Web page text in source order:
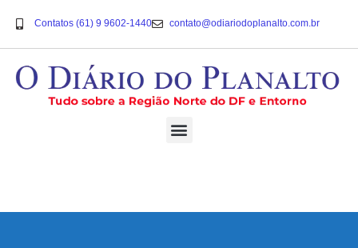
Contatos (61) 9 9602-1440 contato@odiariodoplanalto.com.br